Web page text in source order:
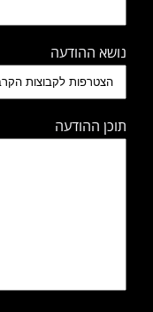
נושא ההודעה
תוכן ההודעה